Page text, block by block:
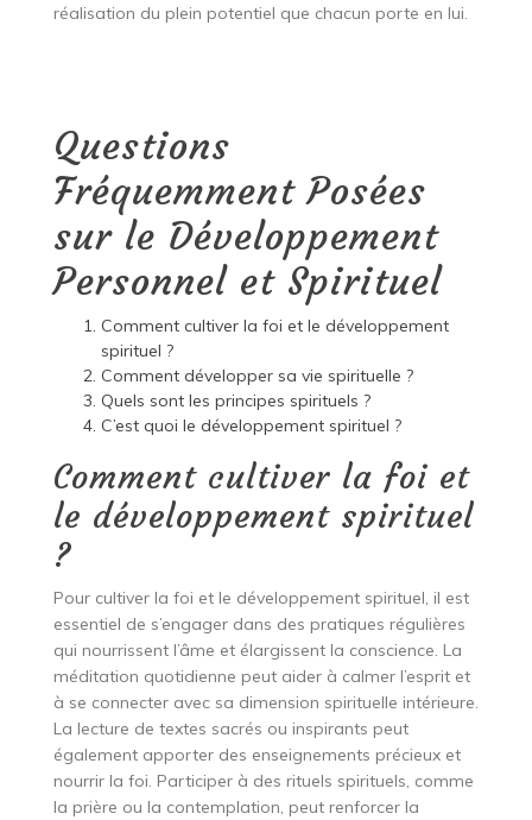
réalisation du plein potentiel que chacun porte en lui.
Questions
Fréquemment Posées
sur le Développement
Personnel et Spirituel
Comment cultiver la foi et le développement
spirituel ?
Comment développer sa vie spirituelle ?
Quels sont les principes spirituels ?
C’est quoi le développement spirituel ?
Comment cultiver la foi et
le développement spirituel
?
Pour cultiver la foi et le développement spirituel, il est
essentiel de s’engager dans des pratiques régulières
qui nourrissent l’âme et élargissent la conscience. La
méditation quotidienne peut aider à calmer l’esprit et
à se connecter avec sa dimension spirituelle intérieure.
La lecture de textes sacrés ou inspirants peut
également apporter des enseignements précieux et
nourrir la foi. Participer à des rituels spirituels, comme
la prière ou la contemplation, peut renforcer la